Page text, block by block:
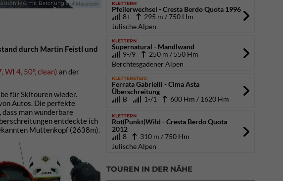
M6, mit Betonung auf klassisch.
durch Martin Feistl und
WI 4, 50°, clean) an der
für Skitouren wieder.
Autos. Die perfekte
man wunderbare
entdeckte ich
Muttenkopf (2638m).
KLETTERN
Pfeilerwechsel - Cresta Berdo Quota 1996
8+
295 m / 750 Hm
Julische Alpen
KLETTERN
Supernatural - Mandlwand
9-/9
250 m / 550 Hm
Berchtesgadener Alpen
KLETTERSTEIG
Ferrata Gabrielli - Cima Asta
Überschreitung
B
1-/1 600 Hm / 1620 Hm
KLETTERN
Rot(Punkt)Wild - Cresta Berdo Quota
2012
8
310 m / 750 Hm
Julische Alpen
TOUREN IN DER NÄHE